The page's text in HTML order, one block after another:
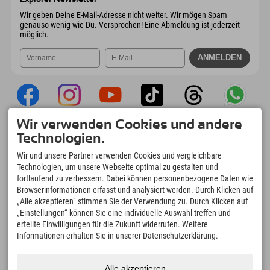
Wir geben Deine E-Mail-Adresse nicht weiter. Wir mögen Spam
genauso wenig wie Du. Versprochen! Eine Abmeldung ist jederzeit
möglich.
Explorer App
Upload Deiner #ExplorerMoments, Mein
Explorer To Go mit Buchungsübersicht,
Bucketlist, Restaurantübersicht uvm. Jetzt
downloaden!
Zeit für Explorer Moments
166
Bergseen und Erlebnisbäder
4.634km
Pisten zum Skifahren und
Wir verwenden Cookies und andere
Technologien.
Wir und unsere Partner verwenden Cookies und vergleichbare
Technologien, um unsere Webseite optimal zu gestalten und
fortlaufend zu verbessern. Dabei können personenbezogene Daten wie
Browserinformationen erfasst und analysiert werden. Durch Klicken auf
„Alle akzeptieren“ stimmen Sie der Verwendung zu. Durch Klicken auf
„Einstellungen“ können Sie eine individuelle Auswahl treffen und
erteilte Einwilligungen für die Zukunft widerrufen. Weitere
Informationen erhalten Sie in unserer Datenschutzerklärung.